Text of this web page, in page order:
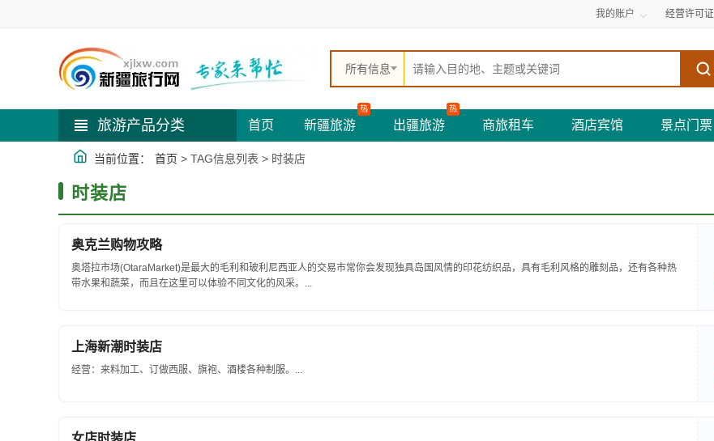
我的账户 经营许可证
所有信息
旅游产品分类 首页 新疆旅游
热
出疆旅游
热
商旅租车 酒店宾馆 景点门票
当前位置： 首页 > TAG信息列表 > 时装店
时装店
奥克兰购物攻略
奥塔拉市场(OtaraMarket)是最大的毛利和玻利尼西亚人的交易市常你会发现独具岛国风情的印花纺织品，具有毛利风格的雕刻品，还有各种热
带水果和蔬菜，而且在这里可以体验不同文化的风采。...
上海新潮时装店
经营：来料加工、订做西服、旗袍、酒楼各种制服。...
女店时装店